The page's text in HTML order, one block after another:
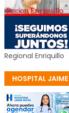
Regional Enriquillo
HOSPITAL